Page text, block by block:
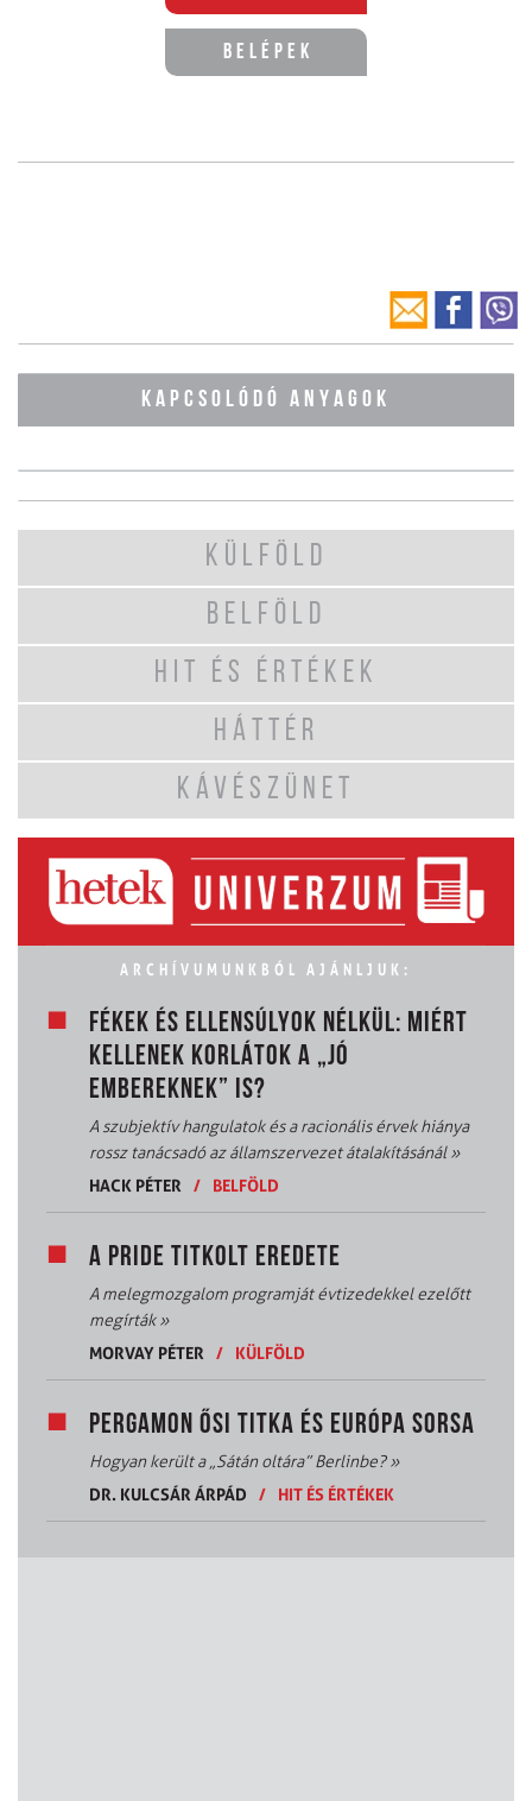
Belépek
KAPCSOLÓDÓ ANYAGOK
KÜLFÖLD
BELFÖLD
HIT ÉS ÉRTÉKEK
HÁTTÉR
KÁVÉSZÜNET
ARCHÍVUMUNKBÓL AJÁNLJUK:
FÉKEK ÉS ELLENSÚLYOK NÉLKÜL: MIÉRT
KELLENEK KORLÁTOK A „JÓ
EMBEREKNEK” IS?
A szubjektív hangulatok és a racionális érvek hiánya
rossz tanácsadó az államszervezet átalakításánál»
HACK PÉTER
/ BELFÖLD
A PRIDE TITKOLT EREDETE
A melegmozgalom programját évtizedekkel ezelőtt
megírták»
MORVAY PÉTER
/ KÜLFÖLD
PERGAMON ŐSI TITKA ÉS EURÓPA SORSA
Hogyan került a „Sátán oltára” Berlinbe?»
DR. KULCSÁR ÁRPÁD
/ HIT ÉS ÉRTÉKEK